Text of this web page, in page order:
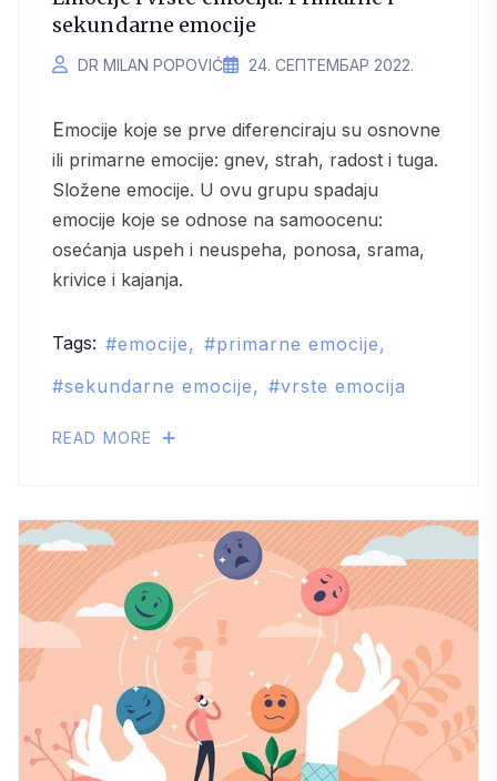
sekundarne emocije
DR MILAN POPOVIĆ 24. СЕПТЕМБАР 2022.
Emocije koje se prve diferenciraju su osnovne
ili primarne emocije: gnev, strah, radost i tuga.
Složene emocije. U ovu grupu spadaju
emocije koje se odnose na samoocenu:
osećanja uspeh i neuspeha, ponosa, srama,
krivice i kajanja.
Tags: emocije
primarne emocije
sekundarne emocije
vrste emocija
READ MORE